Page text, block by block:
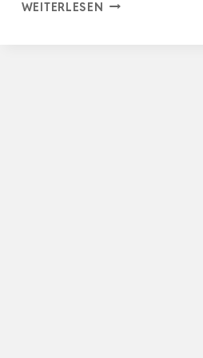
WEITERLESEN QWORK®Ø20